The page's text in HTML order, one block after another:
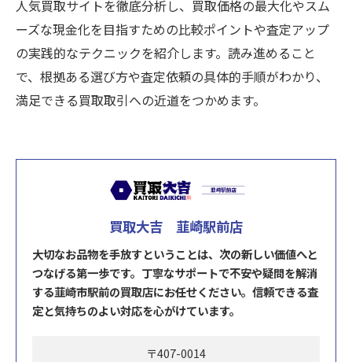
人気買取サイトを徹底分析し、買取価格の最大化やスム
ーズな現金化を目指すための比較ポイントや査定アップ
の実践的なテクニックを紹介します。読み進めること
で、根拠ある選び方や査定依頼の具体的手順がわかり、
満足できる買取取引への近道をつかめます。
買取大吉 韮崎駅前店
大切なお品物を手放すということは、次の新しい価値へと
つなげる第一歩です。丁寧なサポートで不安や疑問を解消
する韮崎市駅前の買取店にお任せください。信頼できる査
定と気持ちのよい対応を心がけています。
〒407-0014